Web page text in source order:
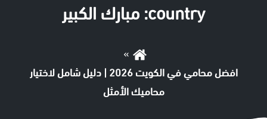
country: مبارك الكبير
افضل محامي في الكويت 2026 | دليل شامل لاختيار
محاميك الأمثل